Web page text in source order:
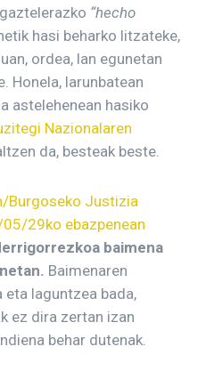
“hecho
hasi beharko litzateke,
ordea, lan egunetan
Honela, larunbatean
astelehenean hasiko
Nazionalaren
da, besteak beste.
Burgoseko Justizia
29ko ebazpenean
baimena
Baimenaren
eta laguntzea bada,
ez dira zertan izan
behar dutenak.